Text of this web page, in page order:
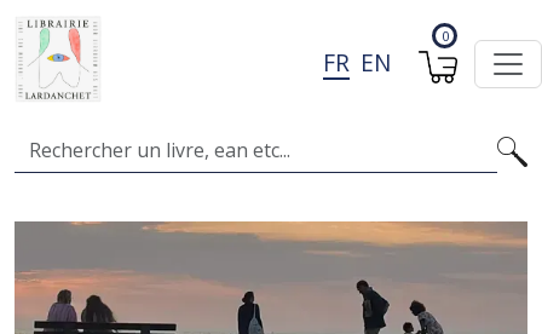
Aller au contenu principal
Search
FR EN
0